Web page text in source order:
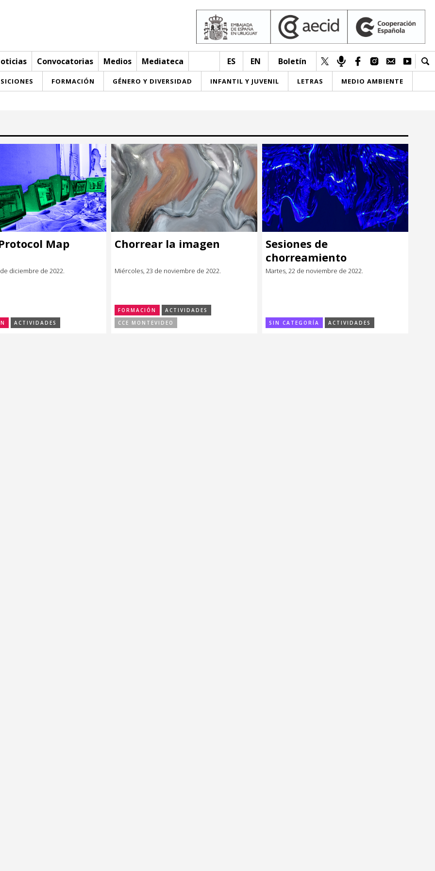
Convocatorias Medios Mediateca ES EN Boletín
FORMACIÓN GÉNERO Y DIVERSIDAD INFANTIL Y JUVENIL LETRAS MEDIO AMBIENTE
Map
diciembre de 2022.
ACTIVIDADES
Chorrear la imagen
Miércoles, 23 de noviembre de 2022.
FORMACIÓN
ACTIVIDADES
CCE MONTEVIDEO
Sesiones de
chorreamiento
Martes, 22 de noviembre de 2022.
SIN CATEGORÍA ACTIVIDADES